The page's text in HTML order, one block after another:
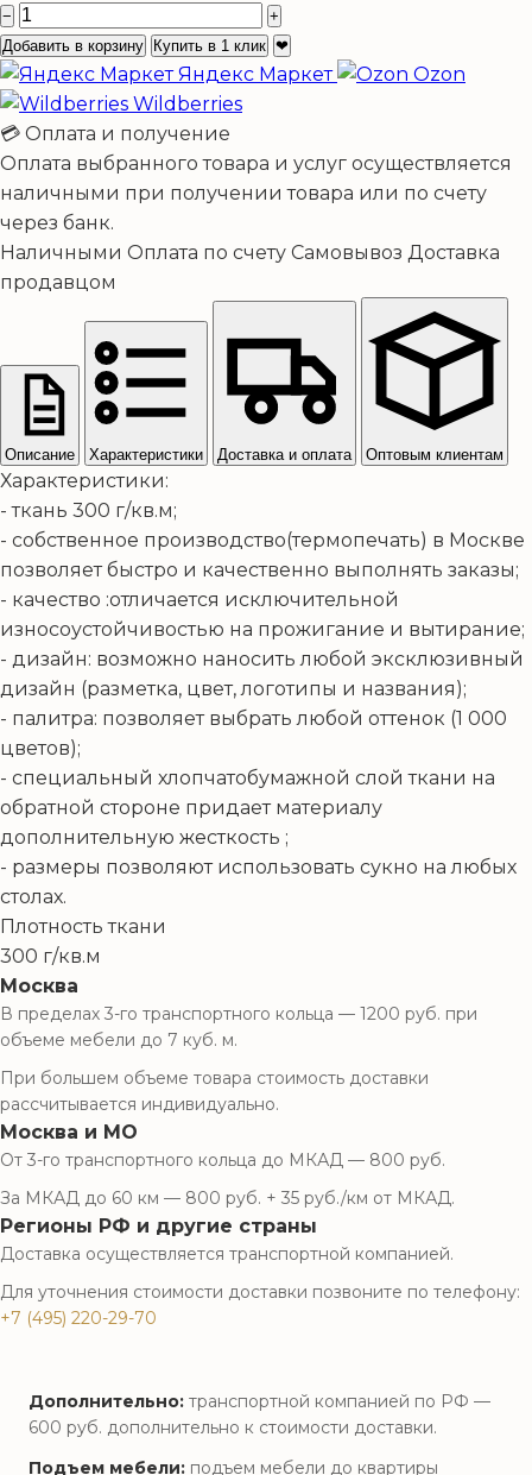
−
+
Добавить в корзину
Купить в 1 клик ❤
Яндекс Маркет
Ozon
Wildberries
💳 Оплата и получение
Оплата выбранного товара и услуг осуществляется
наличными при получении товара или по счету
через банк.
Наличными Оплата по счету Самовывоз Доставка
продавцом
Описание Характеристики Доставка и оплата Оптовым клиентам
Характеристики:
- ткань 300 г/кв.м;
- собственное производство(термопечать) в Москве
позволяет быстро и качественно выполнять заказы;
- качество :отличается исключительной
износоустойчивостью на прожигание и вытирание;
- дизайн: возможно наносить любой эксклюзивный
дизайн (разметка, цвет, логотипы и названия);
- палитра: позволяет выбрать любой оттенок (1 000
цветов);
- специальный хлопчатобумажной слой ткани на
обратной стороне придает материалу
дополнительную жесткость ;
- размеры позволяют использовать сукно на любых
столах.
Плотность ткани
300 г/кв.м
Москва
В пределах 3-го транспортного кольца — 1200 руб. при
объеме мебели до 7 куб. м.
При большем объеме товара стоимость доставки
рассчитывается индивидуально.
Москва и МО
От 3-го транспортного кольца до МКАД — 800 руб.
За МКАД до 60 км — 800 руб. + 35 руб./км от МКАД.
Регионы РФ и другие страны
Доставка осуществляется транспортной компанией.
Для уточнения стоимости доставки позвоните по телефону:
+7 (495) 220-29-70
Дополнительно: транспортной компанией по РФ —
600 руб. дополнительно к стоимости доставки.
Подъем мебели: подъем мебели до квартиры